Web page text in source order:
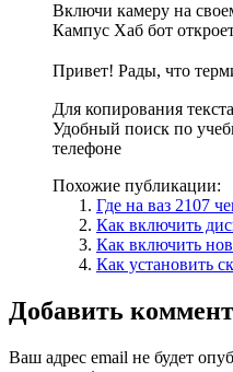
Включи камеру на
Кампус Хаб бот
Привет! Рады, что
Для копирования
Удобный поиск по
телефоне
Похожие публикации:
Где на ваз 2107
Как включить
Как включить
Как установить
Добавить
Ваш адрес email не будет